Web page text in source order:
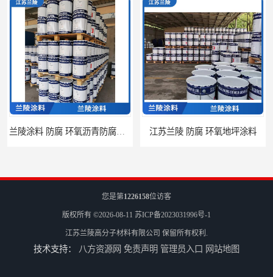
江苏兰陵 防腐 环氧地坪涂料
您是第1226158位访客
版权所有 ©2026-08-11 苏ICP备2023031996号-1
江苏兰陵高分子材料有限公司 保留所有权利.
技术支持： 八方资源网 免责声明 管理员入口 网站地图